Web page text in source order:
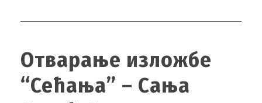
Отварање изложбе
“Сећања” – Сања